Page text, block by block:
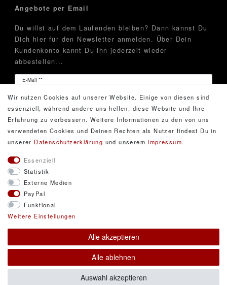
Angebote per Email
Du willst auf dem Laufenden bleiben? Dann kannst Du
Dich hier für den Newsletter anmelden. Über Dein
Kundenkonto kannt Du ihn jederzeit wieder
abbestellen...
E-Mail **
Newsletter
Hiermit bestätige ich, dass ich die
Daten­schutz­erklärung
gelesen habe. Meine Einwilligung kann ich jederzeit
widerrufen.**
© Copyright 2026 DarXity GbR. Gestaltung, Design
und Style durch DarXity GbR. Alle Rechte
vorbehalten.
Alle Preise inklusive gesetzlicher Mehrwertsteuer und
zuzüglich Versandkosten. * Pflichtfeld
Wir nutzen Cookies auf unserer Website. Einige von diesen sind
essenziell, während andere uns helfen, diese Website und Ihre
Erfahrung zu verbessern. Weitere Informationen zu den von uns
verwendeten Cookies und Deinen Rechten als Nutzer findest Du in
unserer Daten­schutz­erklärung und unserem Impressum.
Essenziell
Statistik
Externe Medien
PayPal
Funktional
Weitere Einstellungen
Alle akzeptieren
Alle ablehnen
Auswahl akzeptieren